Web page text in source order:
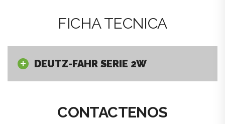
FICHA TECNICA
DEUTZ-FAHR SERIE 2W
CONTACTENOS